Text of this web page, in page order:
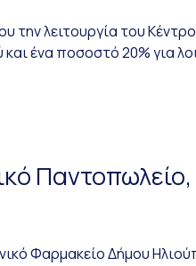
λειτουργία του
ένα ποσοστό 20% για
Παντοπωλείο,
Φαρμακείο Δήμου